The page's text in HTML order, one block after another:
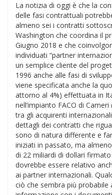
La notizia di oggi è che la
delle fasi contrattuali
almeno sei i contratti
Washington che coordina il
Giugno 2018 e che
individuati “partner
un semplice cliente del
1996 anche alle fasi di
viene specificata anche la
attorno al 4%) effettuata in
nell’impianto FACO di
tra gli acquirenti
dettagli dei contratti che
sono di natura differente e
iniziati in passato, ma
di 22 miliardi di dollari
dovrebbe essere relativo
ai partner internazionali.
ciò che sembra più